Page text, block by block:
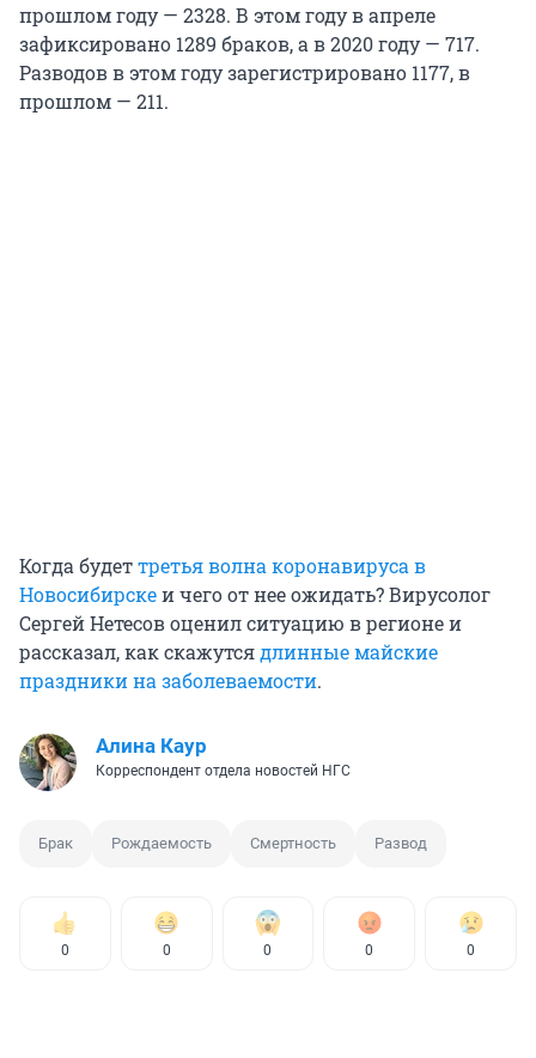
прошлом году — 2328. В этом году в апреле
зафиксировано 1289 браков, а в 2020 году — 717.
Разводов в этом году зарегистрировано 1177, в
прошлом — 211.
Когда будеттретья волна коронавируса в
Новосибирскеи чего от нее ожидать? Вирусолог
Сергей Нетесов оценил ситуацию в регионе и
рассказал, как скажутсядлинные майские
праздники на заболеваемости.
Алина Каур
Корреспондент отдела новостей НГС
Брак Рождаемость Смертность Развод
0 0 0 0 0